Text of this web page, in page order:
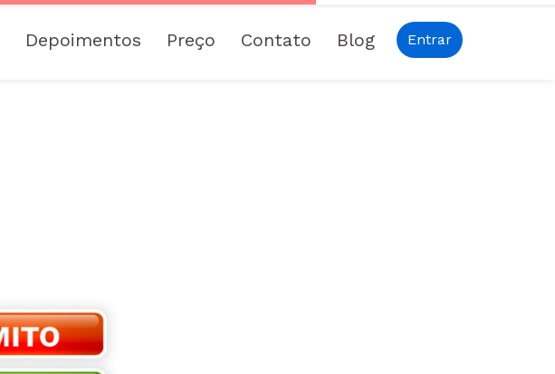
Depoimentos Preço Contato Blog Entrar